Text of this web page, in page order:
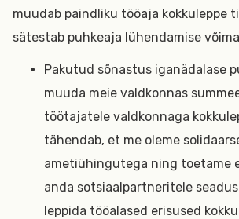
muudab paindliku tööaja kokkuleppe
sätestab puhkeaja lühendamise
Pakutud sõnastus iganädalase
muuda meie valdkonnas
töötajatele valdkonnaga
tähendab, et me oleme
ametiühingutega ning toetame
anda sotsiaalpartneritele
leppida tööalased erisused